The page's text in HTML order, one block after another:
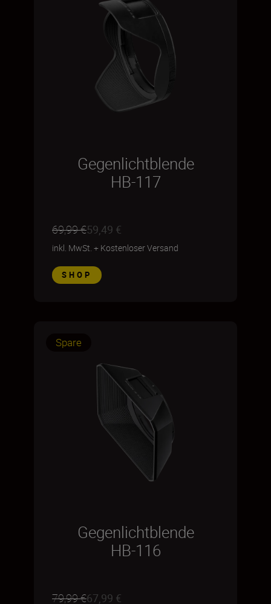
Gegenlichtblende
HB-117
69,99 €59,49 €
inkl. MwSt. + Kostenloser Versand
SHOP
Spare
Gegenlichtblende
HB-116
79,99 €67,99 €